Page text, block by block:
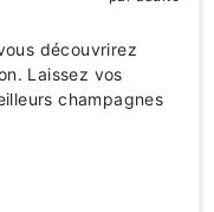
découvrirez
Laissez vos
champagnes